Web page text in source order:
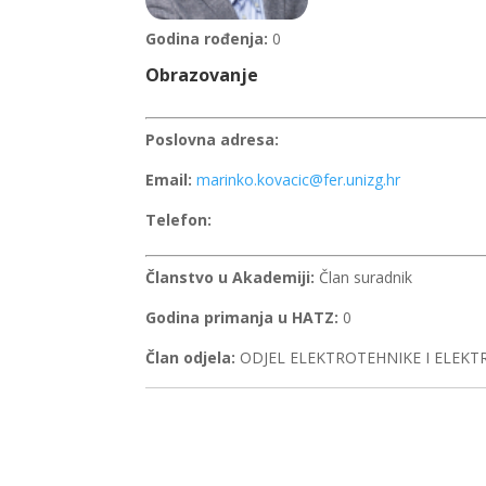
Godina rođenja: 0
Obrazovanje
Poslovna adresa:
Email: marinko.kovacic@fer.unizg.hr
Telefon:
Članstvo u Akademiji: Član suradnik
Godina primanja u HATZ: 0
Član odjela: ODJEL ELEKTROTEHNIKE I